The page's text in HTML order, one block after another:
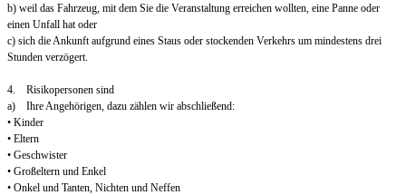
b) weil das Fahrzeug, mit dem Sie die Veranstaltung erreichen wollten, eine Panne oder
einen Unfall hat oder
c) sich die Ankunft aufgrund eines Staus oder stockenden Verkehrs um mindestens drei
Stunden verzögert.
4. Risikopersonen sind
a) Ihre Angehörigen, dazu zählen wir abschließend:
• Kinder
• Eltern
• Geschwister
• Großeltern und Enkel
• Onkel und Tanten, Nichten und Neffen